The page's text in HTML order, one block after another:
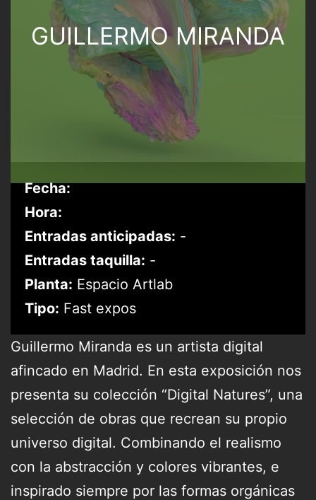
GUILLERMO MIRANDA
Fecha:
Hora:
Entradas anticipadas: -
Entradas taquilla: -
Planta: Espacio Artlab
Tipo: Fast expos
Guillermo Miranda es un artista digital
afincado en Madrid. En esta exposición nos
presenta su colección “Digital Natures”, una
selección de obras que recrean su propio
universo digital. Combinando el realismo
con la abstracción y colores vibrantes, e
inspirado siempre por las formas orgánicas